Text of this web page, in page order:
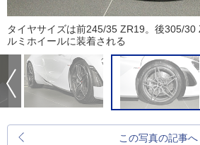
タイヤサイズは前245/35 ZR19。後305/30
ルミホイールに装着される
この写真の記事へ